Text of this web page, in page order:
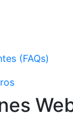
(FAQs)